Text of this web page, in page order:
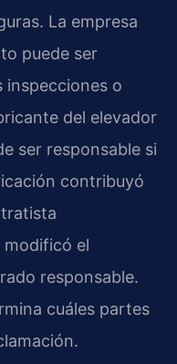
La empresa
puede ser
inspecciones o
del elevador
ser responsable si
contribuyó
modificó el
responsable.
cuáles partes